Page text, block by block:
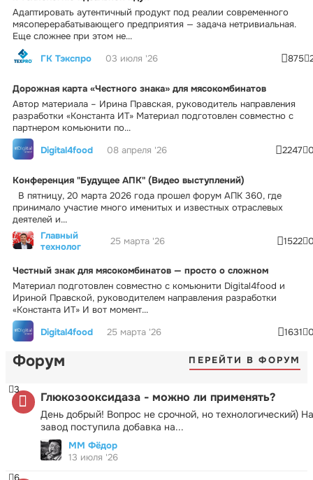
Адаптировать аутентичный продукт под реалии современного
мясоперерабатывающего предприятия — задача нетривиальная.
Еще сложнее при этом не...
ГК Тэкспро
03 июля '26 875
Дорожная карта «Честного знака» для мясокомбинатов
Автор материала – Ирина Правская, руководитель направления
разработки «Константа ИТ» Материал подготовлен совместно с
партнером комьюнити по...
Digital4food
08 апреля '26 2247
Конференция "Будущее АПК" (Видео выступлений)
В пятницу, 20 марта 2026 года прошел форум АПК 360, где
принимало участие много именитых и известных отраслевых
деятелей и...
Главный
технолог
25 марта '26 1522
Честный знак для мясокомбинатов — просто о сложном
Материал подготовлен совместно с комьюнити Digital4food и
Ириной Правской, руководителем направления разработки
«Константа ИТ» И вот момент...
Digital4food
25 марта '26 1631
Форум ПЕРЕЙТИ В ФОРУМ
Глюкозооксидаза - можно ли применять?
День добрый! Вопрос не срочной, но технологический) На
завод поступила добавка на...
3
ММ Фёдор
13 июля '26
6